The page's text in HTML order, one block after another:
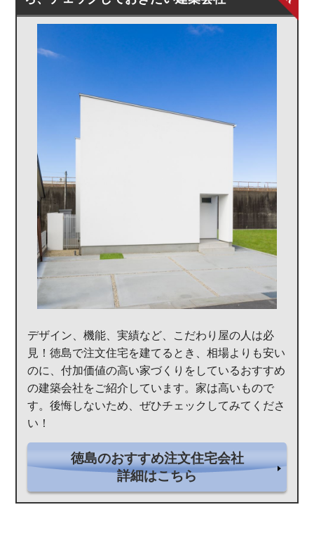
デザイン、機能、実績など、こだわり屋の人は必
見！徳島で注文住宅を建てるとき、相場よりも安い
のに、付加価値の高い家づくりをしているおすすめ
の建築会社をご紹介しています。家は高いもので
す。後悔しないため、ぜひチェックしてみてくださ
い！
徳島のおすすめ注文住宅会社
詳細はこちら